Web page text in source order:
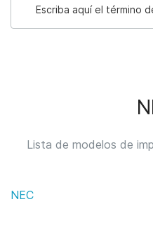
Lista de modelos de
NEC